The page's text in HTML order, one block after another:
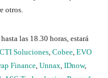
otros.
las 18.30 horas, estará
CTI Soluciones, Cobee, EVO
Finance, Unnax, IDnow,